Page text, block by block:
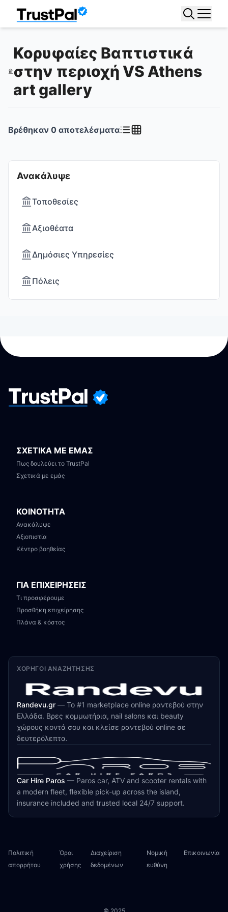
Κορυφαίες Βαπτιστικά
στην περιοχή VS Athens
art gallery
Ανακάλυψε
Τοποθεσίες
Αξιοθέατα
Δημόσιες Υπηρεσίες
Πόλεις
Βρέθηκαν 0 αποτελέσματα
ΣΧΕΤΙΚΑ ΜΕ ΕΜΑΣ
Πως δουλεύει το TrustPal
Σχετικά με εμάς
ΚΟΙΝΟΤΗΤΑ
Ανακάλυψε
Αξιοπιστία
Κέντρο βοηθείας
ΓΙΑ ΕΠΙΧΕΙΡΗΣΕΙΣ
Τι προσφέρουμε
Προσθήκη επιχείρησης
Πλάνα & κόστος
ΧΟΡΗΓΟΊ ΑΝΑΖΉΤΗΣΗΣ
Randevu.gr — Το #1 marketplace online ραντεβού στην
Ελλάδα. Βρες κομμωτήρια, nail salons και beauty
χώρους κοντά σου και κλείσε ραντεβού online σε
δευτερόλεπτα.
Car Hire Paros — Paros car, ATV and scooter rentals with
a modern fleet, flexible pick-up across the island,
insurance included and trusted local 24/7 support.
Πολιτική
απορρήτου
Όροι
χρήσης
Διαχείριση
δεδομένων
Νομική
ευθύνη
Επικοινωνία